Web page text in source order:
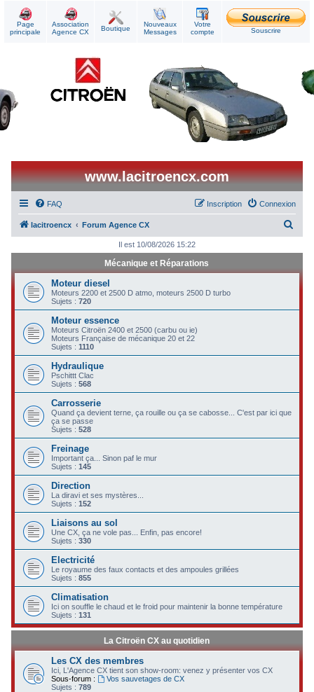
Page
principale
Association
Agence CX
Boutique
Nouveaux
Messages
Votre
compte
Souscrire
www.lacitroencx.com
FAQ Connexion
Inscription
lacitroencx Forum Agence CX
h
r
e
Il est 10/08/2026 15:22
Mécanique et Réparations
Moteur diesel
Moteurs 2200 et 2500 D atmo, moteurs 2500 D turbo
Sujets :720
Moteur essence
Moteurs Citroën 2400 et 2500 (carbu ou ie)
Moteurs Française de mécanique 20 et 22
Sujets :1110
Hydraulique
Pschittt Clac
Sujets :568
Carrosserie
Quand ça devient terne, ça rouille ou ça se cabosse... C'est par ici que
ça se passe
Sujets :528
Freinage
Important ça... Sinon paf le mur
Sujets :145
Direction
La diravi et ses mystères...
Sujets :152
Liaisons au sol
Une CX, ça ne vole pas... Enfin, pas encore!
Sujets :330
Electricité
Le royaume des faux contacts et des ampoules grillées
Sujets :855
Climatisation
Ici on souffle le chaud et le froid pour maintenir la bonne température
Sujets :131
La Citroën CX au quotidien
Les CX des membres
Ici, L'Agence CX tient son show-room: venez y présenter vos CX
Sous-forum :
Vos sauvetages de CX
Sujets :789